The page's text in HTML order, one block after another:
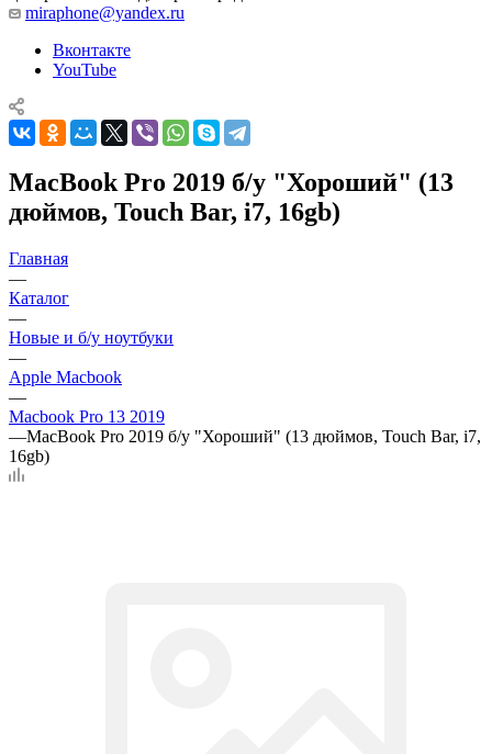
miraphone@yandex.ru
Вконтакте
YouTube
MacBook Pro 2019 б/у "Хороший" (13
дюймов, Touch Bar, i7, 16gb)
Главная
—
Каталог
—
Новые и б/у ноутбуки
—
Apple Macbook
—
Macbook Pro 13 2019
—MacBook Pro 2019 б/у "Хороший" (13 дюймов, Touch Bar, i7,
16gb)